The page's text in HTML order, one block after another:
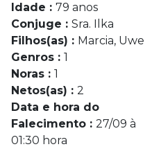
Idade : 79 anos
Conjuge : Sra. Ilka
Filhos(as) : Marcia, Uwe
Genros : 1
Noras : 1
Netos(as) : 2
Data e hora do
Falecimento : 27/09 à
01:30 hora